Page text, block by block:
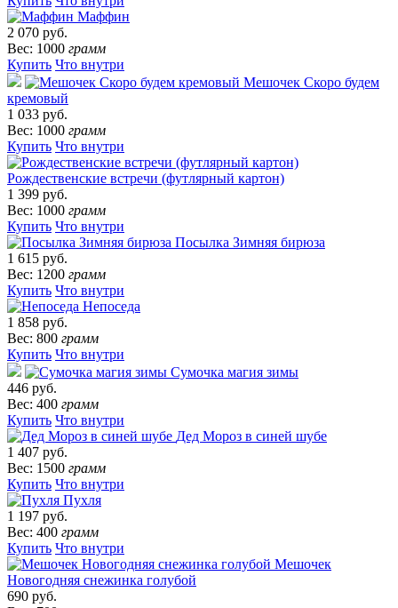
Маффин
2 070 руб.
Вес: 1000 грамм
Купить Что внутри
Мешочек Скоро будем
кремовый
1 033 руб.
Вес: 1000 грамм
Купить Что внутри
Рождественские встречи (футлярный картон)
1 399 руб.
Вес: 1000 грамм
Купить Что внутри
Посылка Зимняя бирюза
1 615 руб.
Вес: 1200 грамм
Купить Что внутри
Непоседа
1 858 руб.
Вес: 800 грамм
Купить Что внутри
Сумочка магия зимы
446 руб.
Вес: 400 грамм
Купить Что внутри
Дед Мороз в синей шубе
1 407 руб.
Вес: 1500 грамм
Купить Что внутри
Пухля
1 197 руб.
Вес: 400 грамм
Купить Что внутри
Мешочек
Новогодняя снежинка голубой
690 руб.